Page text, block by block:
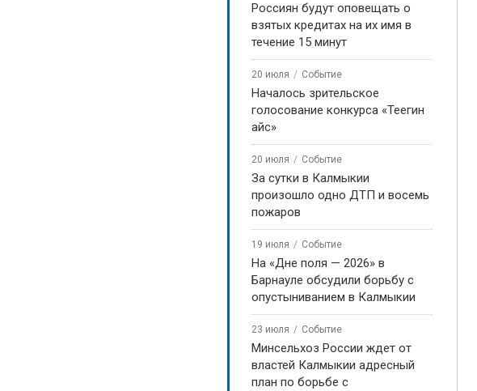
Россиян будут оповещать о
взятых кредитах на их имя в
течение 15 минут
20 июля Событие
Началось зрительское
голосование конкурса «Теегин
айс»
20 июля Событие
За сутки в Калмыкии
произошло одно ДТП и восемь
пожаров
19 июля Событие
На «Дне поля — 2026» в
Барнауле обсудили борьбу с
опустыниванием в Калмыкии
23 июля Событие
Минсельхоз России ждет от
властей Калмыкии адресный
план по борьбе с